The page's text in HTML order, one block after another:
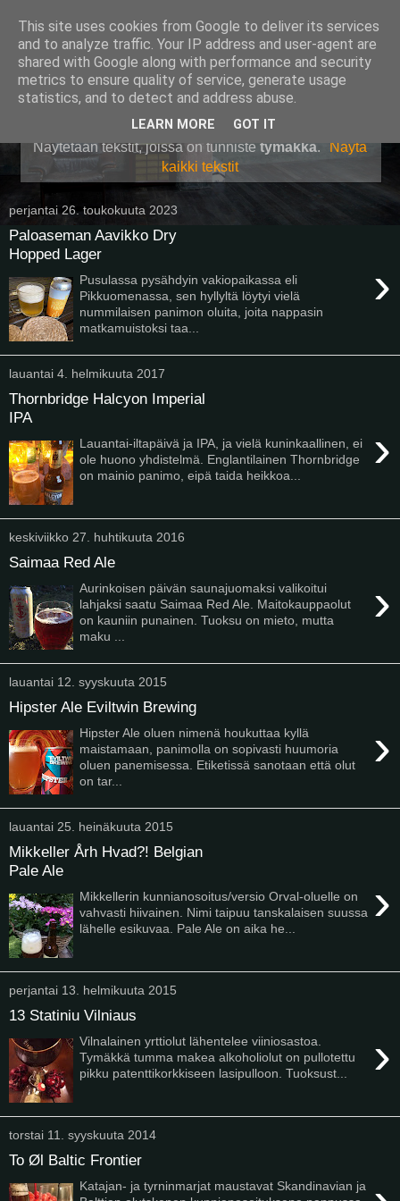
Pullollinen
Näytetään tekstit, joissa on tunniste tymäkkä.
Näytä
kaikki tekstit
perjantai 26. toukokuuta 2023
Paloaseman Aavikko Dry
Hopped Lager
›
Pusulassa pysähdyin vakiopaikassa eli
Pikkuomenassa, sen hyllyltä löytyi vielä
nummilaisen panimon oluita, joita nappasin
matkamuistoksi taa...
lauantai 4. helmikuuta 2017
Thornbridge Halcyon Imperial
IPA
›
Lauantai-iltapäivä ja IPA, ja vielä kuninkaallinen, ei
ole huono yhdistelmä. Englantilainen Thornbridge
on mainio panimo, eipä taida heikkoa...
keskiviikko 27. huhtikuuta 2016
Saimaa Red Ale
›
Aurinkoisen päivän saunajuomaksi valikoitui
lahjaksi saatu Saimaa Red Ale. Maitokauppaolut
on kauniin punainen. Tuoksu on mieto, mutta
maku ...
lauantai 12. syyskuuta 2015
Hipster Ale Eviltwin Brewing
›
Hipster Ale oluen nimenä houkuttaa kyllä
maistamaan, panimolla on sopivasti huumoria
oluen panemisessa. Etiketissä sanotaan että olut
on tar...
lauantai 25. heinäkuuta 2015
Mikkeller Årh Hvad?! Belgian
Pale Ale
›
Mikkellerin kunnianosoitus/versio Orval-oluelle on
vahvasti hiivainen. Nimi taipuu tanskalaisen suussa
lähelle esikuvaa. Pale Ale on aika he...
perjantai 13. helmikuuta 2015
13 Statiniu Vilniaus
›
Vilnalainen yrttiolut lähentelee viiniosastoa.
Tymäkkä tumma makea alkoholiolut on pullotettu
pikku patenttikorkkiseen lasipulloon. Tuoksust...
torstai 11. syyskuuta 2014
To Øl Baltic Frontier
Katajan- ja tyrninmarjat maustavat Skandinavian ja
This site uses cookies from Google to deliver its services
and to analyze traffic. Your IP address and user-agent are
shared with Google along with performance and security
metrics to ensure quality of service, generate usage
statistics, and to detect and address abuse.
LEARN MORE GOT IT